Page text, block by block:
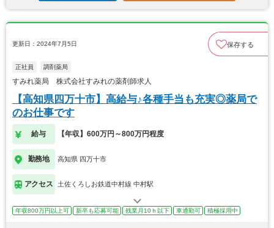
更新日：2024年7月5日 保存する
正社員 調剤薬局
すみれ薬局 株式会社すみれの薬剤師求人
【高知県四万十市】高給与♪各種手当も充実◎薬局で
のお仕事です
給与 【年収】600万円～800万円程度
勤務地 高知県 四万十市
アクセス 土佐くろしお鉄道中村線 中村駅
年収800万円以上可 新卒も応募可能 残業月10ｈ以下 車通勤可 積極採用中